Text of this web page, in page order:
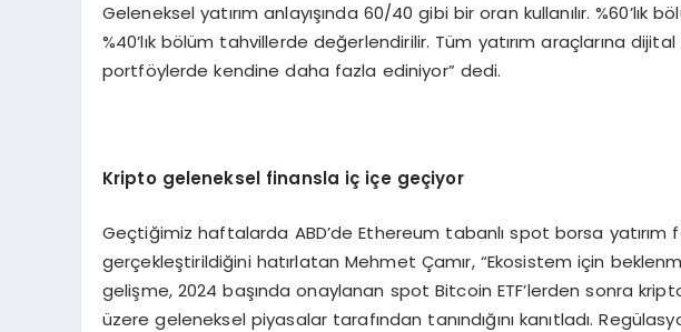
Geleneksel yatırım anlayışında 60/40 gibi bir oran kullanılır. %60’lık
%40’lık bölüm tahvillerde değerlendirilir. Tüm yatırım araçlarına
portföylerde kendine daha fazla ediniyor” dedi.
Kripto geleneksel finansla iç içe geçiyor
Geçtiğimiz haftalarda ABD’de Ethereum tabanlı spot borsa yatırım
gerçekleştirildiğini hatırlatan Mehmet Çamır, “Ekosistem için
gelişme, 2024 başında onaylanan spot Bitcoin ETF’lerden sonra
üzere geleneksel piyasalar tarafından tanındığını kanıtladı.